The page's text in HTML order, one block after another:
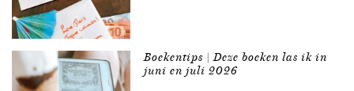
Boekentips | Deze boeken las ik in
juni en juli 2026